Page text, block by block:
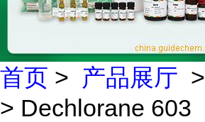
首页 > 产品展厅 >
> Dechlorane 603